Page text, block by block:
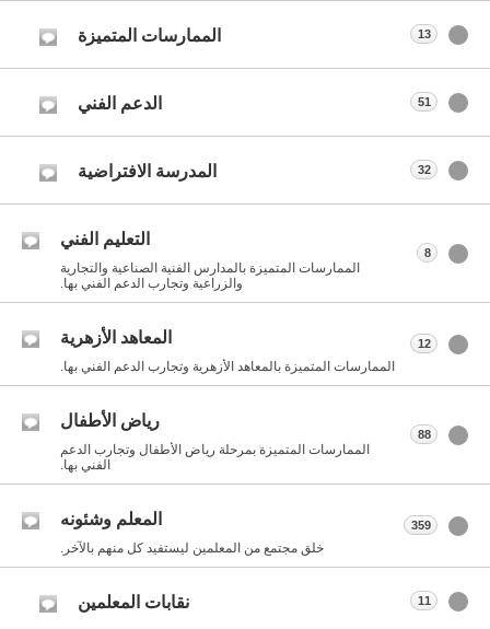
الممارسات المتميزة 13
الدعم الفني 51
المدرسة الافتراضية 32
التعليم الفني
الممارسات المتميزة بالمدارس الفنية الصناعية والتجارية
والزراعية وتجارب الدعم الفني بها.
8
المعاهد الأزهرية
الممارسات المتميزة بالمعاهد الأزهرية وتجارب الدعم الفني بها.
12
رياض الأطفال
الممارسات المتميزة بمرحلة رياض الأطفال وتجارب الدعم
الفني بها.
88
المعلم وشئونه
خلق مجتمع من المعلمين ليستفيد كل منهم بالآخر.
359
نقابات المعلمين 11